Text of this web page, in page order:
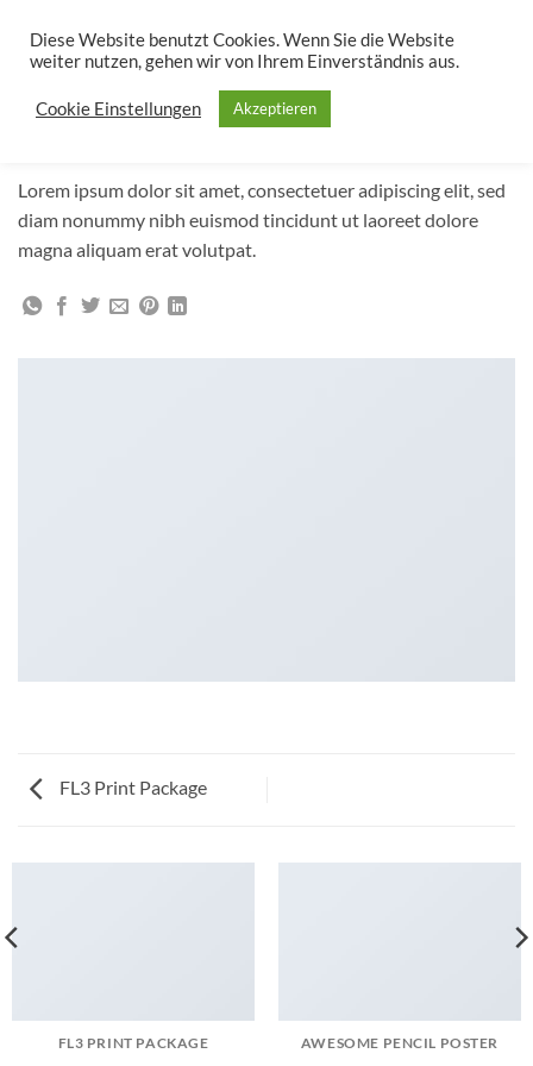
Inhalt
springen
Design
Lorem ipsum dolor sit amet, consectetuer adipiscing elit, sed
diam nonummy nibh euismod tincidunt ut laoreet dolore
magna aliquam erat volutpat.
FL3 Print Package
FL3 PRINT PACKAGE AWESOME PENCIL POSTER
Diese Website benutzt Cookies. Wenn Sie die Website
weiter nutzen, gehen wir von Ihrem Einverständnis aus.
Cookie Einstellungen Akzeptieren